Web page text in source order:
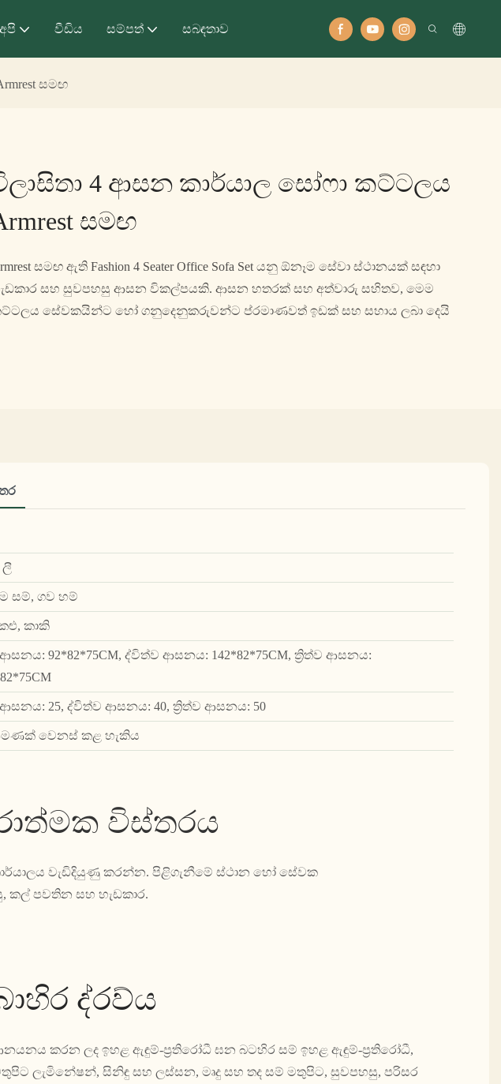
වීඩිය සම්පත් සබඳතාව
සමඟ
4 ආසන කාර්යාල සෝෆා කට්ටලය
සමඟ
සමඟ ඇති Fashion 4 Seater Office Sofa Set යනු ඕනෑම සේවා ස්ථානයක් සඳහා
සහ සුවපහසු ආසන විකල්පයකි. ආසන හතරක් සහ අත්වාරු සහිතව, මෙම
සේවකයින්ට හෝ ගනුදෙනුකරුවන්ට ප්රමාණවත් ඉඩක් සහ සහාය ලබා දෙයි
ලී
සම්, ගව හම්
කාකි
92*82*75CM, ද්විත්ව ආසනය: 142*82*75CM, ත්‍රිත්ව ආසනය:
25, ද්විත්ව ආසනය: 40, ත්‍රිත්ව ආසනය: 50
වෙනස් කළ හැකිය
විස්තරය
වැඩිදියුණු කරන්න. පිළිගැනීමේ ස්ථාන හෝ සේවක
කල් පවතින සහ හැඩකාර.
ද්රව්ය
කරන ලද ඉහළ ඇඳුම්-ප්‍රතිරෝධී ඝන බටහිර සම් ඉහළ ඇඳුම්-ප්‍රතිරෝධී,
ලැමිනේෂන්, සිනිඳු සහ ලස්සන, මෘදු සහ තද සම් මතුපිට, සුවපහසු, පරිසර